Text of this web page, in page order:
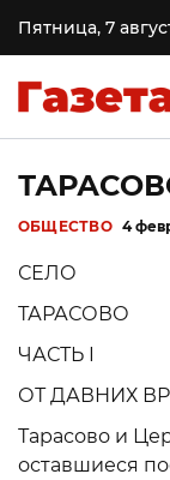
Пятница, 7
ОБЩЕСТВО 4
СЕЛО
ТАРАСОВО
ЧАСТЬ I
ОТ ДАВНИХ
Тарасово и
оставшиеся